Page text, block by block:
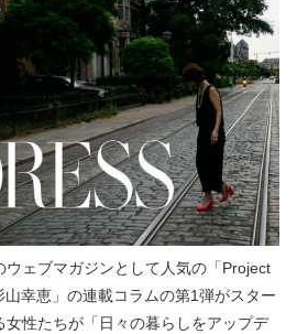
ェブマガジンとして人気の「Project
幸恵」の連載コラムの第1弾がスター
女性たちが「日々の暮らしをアップデ